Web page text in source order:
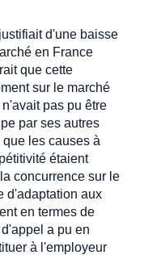
d'une baisse
en France
que cette
sur le marché
pas pu être
par ses autres
les causes à
étaient
concurrence sur le
d'adaptation aux
en termes de
a pu en
à l'employeur